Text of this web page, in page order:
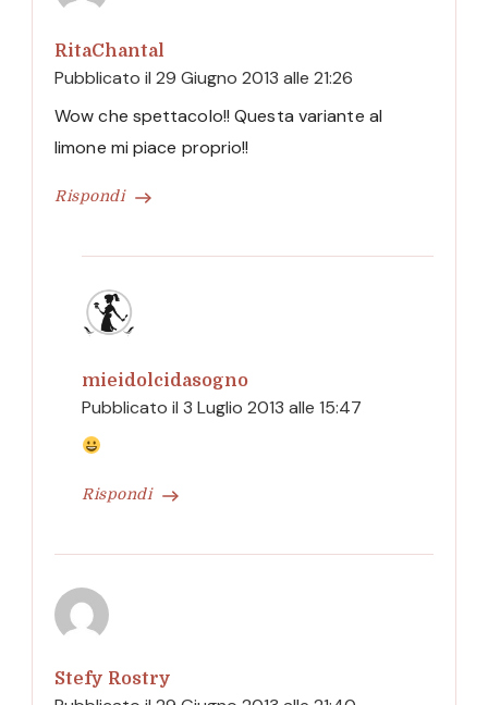
RitaChantal
Pubblicato il 29 Giugno 2013 alle 21:26
Rispondi
Wow che spettacolo!! Questa variante al
limone mi piace proprio!!
mieidolcidasogno
Pubblicato il 3 Luglio 2013 alle 15:47
Rispondi
Stefy Rostry